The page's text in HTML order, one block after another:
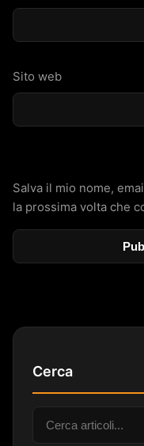
Sito web
Salva il mio nome,
la prossima volta che
Cerca
Cerca: